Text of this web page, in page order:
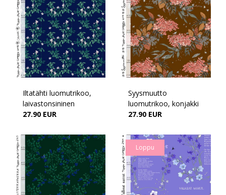
Iltatähti luomutrikoo,
laivastonsininen
27.90 EUR
Syysmuutto
luomutrikoo, konjakki
27.90 EUR
Loppu